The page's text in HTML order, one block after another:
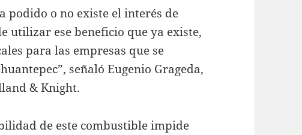
podido o no existe el interés de
utilizar ese beneficio que ya existe,
para las empresas que se
señaló Eugenio Grageda,
& Knight.
de este combustible impide